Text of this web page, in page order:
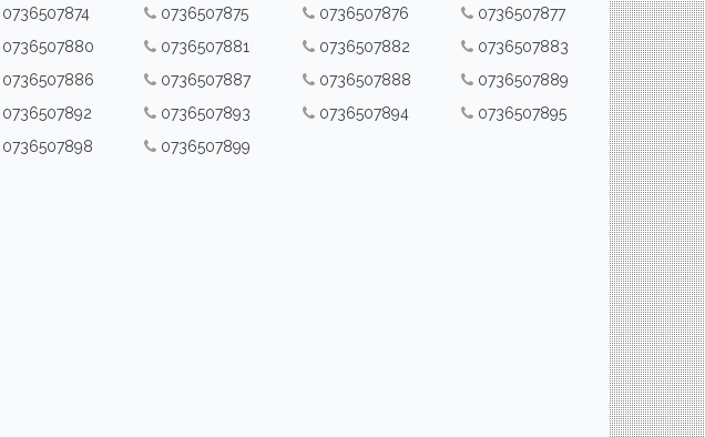
0736507874 0736507875 0736507876
0736507877
0736507880 0736507881 0736507882
0736507883
0736507886 0736507887 0736507888
0736507889
0736507892 0736507893 0736507894
0736507895
0736507898 0736507899